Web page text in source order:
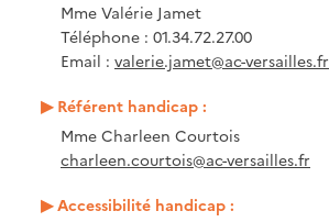
Mme Valérie Jamet
Téléphone : 01.34.72.27.00
Email : valerie.jamet@ac-versailles.fr
Référent handicap :
Mme Charleen Courtois
charleen.courtois@ac-versailles.fr
Accessibilité handicap :